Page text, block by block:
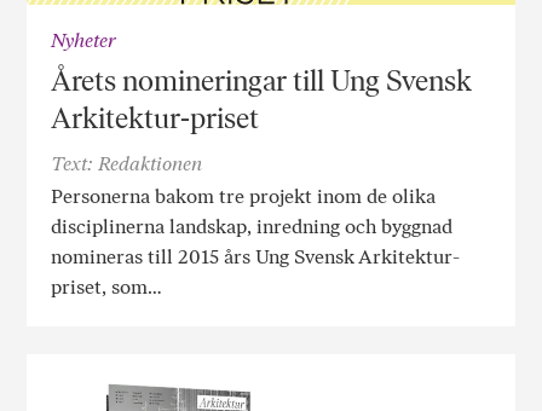
Nyheter
Årets nomineringar till Ung Svensk
Arkitektur-priset
Text: Redaktionen
Personerna bakom tre projekt inom de olika
disciplinerna landskap, inredning och byggnad
nomineras till 2015 års Ung Svensk Arkitektur-
priset, som…